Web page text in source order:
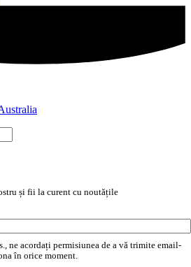
și fii la curent cu noutățile
ne acordați permisiunea de a vă trimite email-
în orice moment.